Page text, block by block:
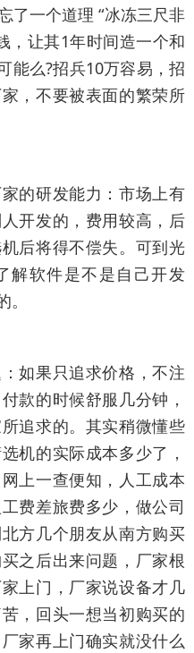
了一个道理 “冰冻三尺非
，让其1年时间造一个和
能么?招兵10万容易，招
，不要被表面的繁荣所
的研发能力：市场上有
开发的，费用较高，后
后将得不偿失。可到光
解软件是不是自己开发
果只追求价格，不注
款的时候舒服几分钟，
追求的。其实稍微懂些
机的实际成本多少了，
上一查便知，人工成本
费差旅费多少，做公司
方几个朋友从南方购买
之后出来问题，厂家根
上门，厂家说设备才几
，回头一想当初购买的
家再上门确实就没什么